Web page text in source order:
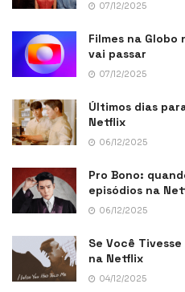
07/12/2025
Filmes na
vai passar
07/12/2025
Últimos dias
Netflix
06/12/2025
Pro Bono:
episódios na
06/12/2025
Se Você
na Netflix
04/12/2025